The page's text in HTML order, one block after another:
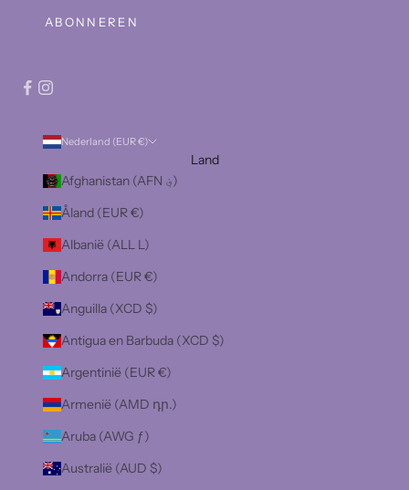
ABONNEREN
Nederland (EUR €)
Land
Afghanistan (AFN ؋)
Åland (EUR €)
Albanië (ALL L)
Andorra (EUR €)
Anguilla (XCD $)
Antigua en Barbuda (XCD $)
Argentinië (EUR €)
Armenië (AMD դր.)
Aruba (AWG ƒ)
Australië (AUD $)